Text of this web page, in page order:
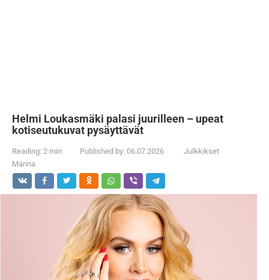
Helmi Loukasmäki palasi juurilleen – upeat
kotiseutukuvat pysäyttävät
Reading: 2 min Published by: 06.07.2026
Julkkikset
Marina